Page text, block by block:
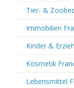
Tier- &
Immobilien
Kinder &
Kosmetik
Lebensmittel